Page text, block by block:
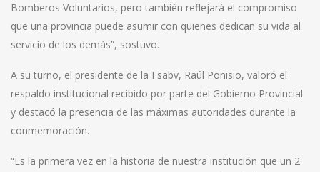
Bomberos Voluntarios, pero también reflejará el compromiso
que una provincia puede asumir con quienes dedican su vida al
servicio de los demás”, sostuvo.
A su turno, el presidente de la Fsabv, Raúl Ponisio, valoró el
respaldo institucional recibido por parte del Gobierno Provincial
y destacó la presencia de las máximas autoridades durante la
conmemoración.
“Es la primera vez en la historia de nuestra institución que un 2